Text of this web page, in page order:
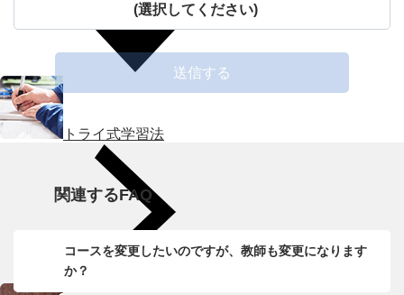
トライ式学習法
(選択してください)
送信する
関連するFAQ
コースを変更したいのですが、教師も変更になります
か？